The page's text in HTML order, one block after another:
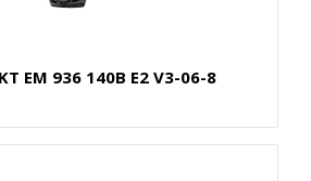
EM 936 140B E2 V3-06-8